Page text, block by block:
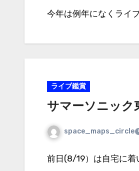
今年は例年になくライ
ライブ鑑賞
サマーソニッ
space_maps_circle
前日(8/19）は自宅に